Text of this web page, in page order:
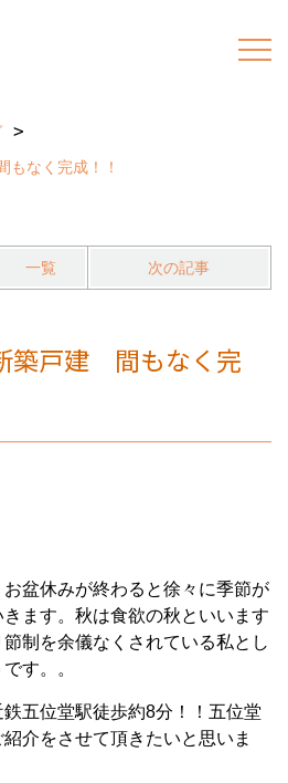
なく完成！！
一覧 次の記事
築戸建 間もなく完
盆休みが終わると徐々に季節が
ます。秋は食欲の秋といいます
制を余儀なくされている私とし
す。。
五位堂駅徒歩約8分！！五位堂
介をさせて頂きたいと思いま